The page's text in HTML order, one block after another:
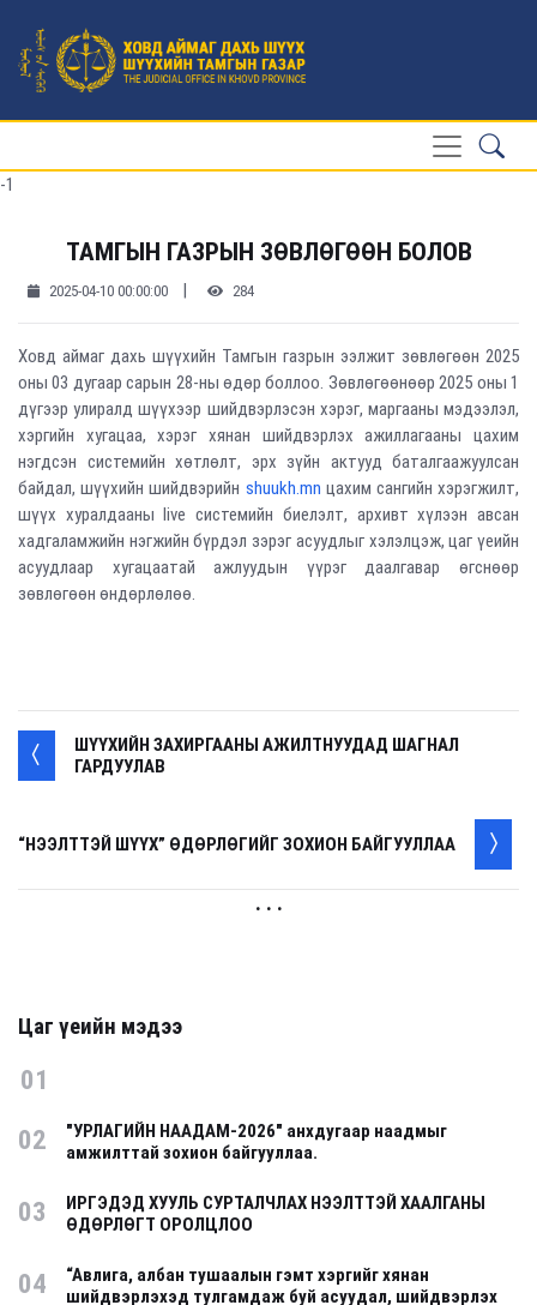
-1
ТАМГЫН ГАЗРЫН ЗӨВЛӨГӨӨН БОЛОВ
2025-04-10 00:00:00 | 284
Ховд аймаг дахь шүүхийн Тамгын газрын ээлжит зөвлөгөөн 2025
оны 03 дугаар сарын 28-ны өдөр боллоо. Зөвлөгөөнөөр 2025 оны 1
дүгээр улиралд шүүхээр шийдвэрлэсэн хэрэг, маргааны мэдээлэл,
хэргийн хугацаа, хэрэг хянан шийдвэрлэх ажиллагааны цахим
нэгдсэн системийн хөтлөлт, эрх зүйн актууд баталгаажуулсан
байдал, шүүхийн шийдвэрийн shuukh.mn цахим сангийн хэрэгжилт,
шүүх хуралдааны live системийн биелэлт, архивт хүлээн авсан
хадгаламжийн нэгжийн бүрдэл зэрэг асуудлыг хэлэлцэж, цаг үеийн
асуудлаар хугацаатай ажлуудын үүрэг даалгавар өгснөөр
зөвлөгөөн өндөрлөлөө.
ШҮҮХИЙН ЗАХИРГААНЫ АЖИЛТНУУДАД ШАГНАЛ
ГАРДУУЛАВ
“НЭЭЛТТЭЙ ШҮҮХ” ӨДӨРЛӨГИЙГ ЗОХИОН БАЙГУУЛЛАА
. . .
Цаг үеийн мэдээ
01
02
"УРЛАГИЙН НААДАМ-2026" анхдугаар наадмыг
амжилттай зохион байгууллаа.
03
ИРГЭДЭД ХУУЛЬ СУРТАЛЧЛАХ НЭЭЛТТЭЙ ХААЛГАНЫ
ӨДӨРЛӨГТ ОРОЛЦЛОО
04
“Авлига, албан тушаалын гэмт хэргийг хянан
шийдвэрлэхэд тулгамдаж буй асуудал, шийдвэрлэх